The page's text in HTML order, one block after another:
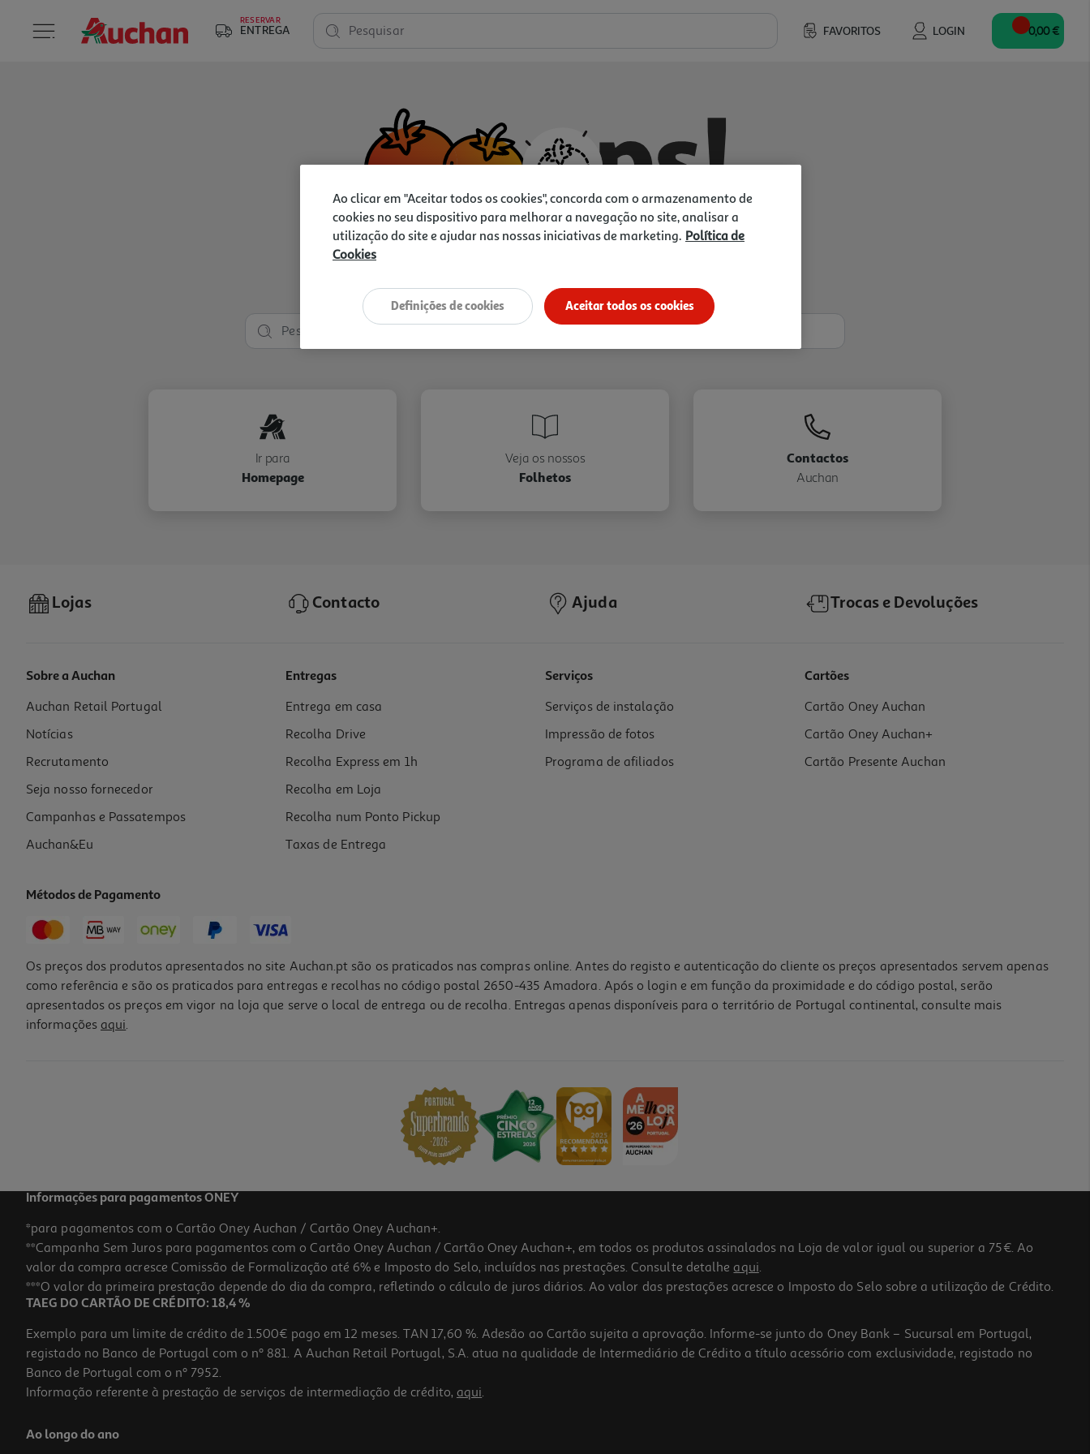
RESERVAR
ENTREGA FAVORITOS LOGIN
Pesquisar 0,00 €
Vamos tentar de novo?
Ir para
Homepage
Veja os nossos
Folhetos
Contactos
Auchan
Lojas Contacto Ajuda Trocas e Devoluções
Sobre a Auchan
Auchan Retail Portugal
Notícias
Recrutamento
Seja nosso fornecedor
Campanhas e Passatempos
Auchan&Eu
Entregas
Entrega em casa
Recolha Drive
Recolha Express em 1h
Recolha em Loja
Recolha num Ponto Pickup
Taxas de Entrega
Serviços
Serviços de instalação
Impressão de fotos
Programa de afiliados
Cartões
Cartão Oney Auchan
Cartão Oney Auchan+
Cartão Presente Auchan
Métodos de Pagamento
Os preços dos produtos apresentados no site Auchan.pt são os praticados nas compras online. Antes do registo e autenticação do cliente os preços apresentados servem apenas
como referência e são os praticados para entregas e recolhas no código postal 2650-435 Amadora. Após o login e em função da proximidade e do código postal, serão
apresentados os preços em vigor na loja que serve o local de entrega ou de recolha. Entregas apenas disponíveis para o território de Portugal continental, consulte mais
informações aqui.
Informações para pagamentos ONEY
*para pagamentos com o Cartão Oney Auchan / Cartão Oney Auchan+.
**Campanha Sem Juros para pagamentos com o Cartão Oney Auchan / Cartão Oney Auchan+, em todos os produtos assinalados na Loja de valor igual ou superior a 75€. Ao
valor da compra acresce Comissão de Formalização até 6% e Imposto do Selo, incluídos nas prestações. Consulte detalhe aqui.
***O valor da primeira prestação depende do dia da compra, refletindo o cálculo de juros diários. Ao valor das prestações acresce o Imposto do Selo sobre a utilização de Crédito.
TAEG DO CARTÃO DE CRÉDITO: 18,4 %
Exemplo para um limite de crédito de 1.500€ pago em 12 meses. TAN 17,60 %. Adesão ao Cartão sujeita a aprovação. Informe-se junto do Oney Bank – Sucursal em Portugal,
registado no Banco de Portugal com o nº 881. A Auchan Retail Portugal, S.A. atua na qualidade de Intermediário de Crédito a título acessório com exclusividade, registado no
Banco de Portugal com o nº 7952.
Informação referente à prestação de serviços de intermediação de crédito, aqui.
Ao longo do ano
Ao clicar em "Aceitar todos os cookies", concorda com o armazenamento de
cookies no seu dispositivo para melhorar a navegação no site, analisar a
utilização do site e ajudar nas nossas iniciativas de marketing. Política de
Cookies
Aceitar todos os cookies
Definições de cookies